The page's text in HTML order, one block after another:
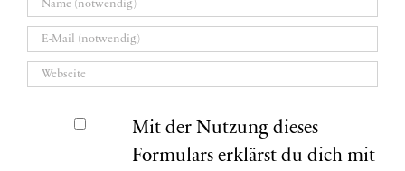
Mit der Nutzung dieses
Formulars erklärst du dich mit